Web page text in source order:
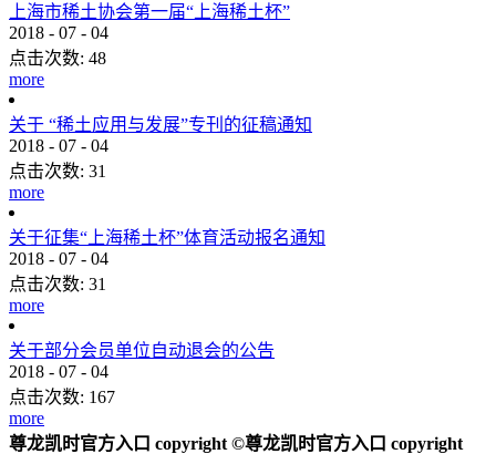
上海市稀土协会第一届“上海稀土杯”
2018 - 07 - 04
点击次数: 48
more
关于 “稀土应用与发展”专刊的征稿通知
2018 - 07 - 04
点击次数: 31
more
关于征集“上海稀土杯”体育活动报名通知
2018 - 07 - 04
点击次数: 31
more
关于部分会员单位自动退会的公告
2018 - 07 - 04
点击次数: 167
more
尊龙凯时官方入口 copyright ©尊龙凯时官方入口 copyright